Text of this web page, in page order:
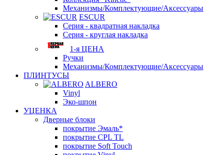
Механизмы/Комплектующие/Аксессуары
ESCUR
Серия - квадратная накладка
Серия - круглая накладка
1-я ЦЕНА
Ручки
Механизмы/Комплектующие/Аксессуары
ПЛИНТУСЫ
ALBERO
Vinyl
Эко-шпон
УЦЕНКА
Дверные блоки
покрытие Эмаль*
покрытие CPL TL
покрытие Soft Touch